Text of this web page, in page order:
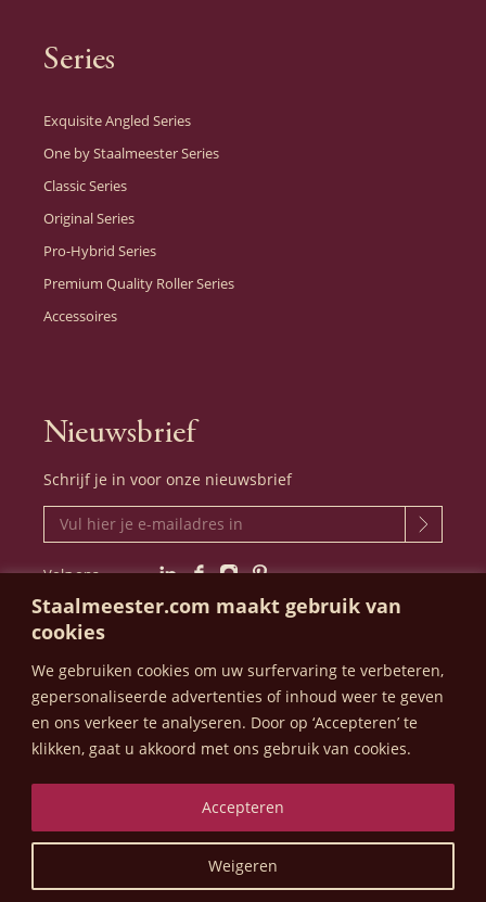
Staalmeester.com maakt gebruik van
cookies
We gebruiken cookies om uw surfervaring te verbeteren,
gepersonaliseerde advertenties of inhoud weer te geven
en ons verkeer te analyseren. Door op ‘Accepteren’ te
klikken, gaat u akkoord met ons gebruik van cookies.
Weigeren
Accepteren
Series
Exquisite Angled Series
One by Staalmeester Series
Classic Series
Original Series
Pro-Hybrid Series
Premium Quality Roller Series
Accessoires
Nieuwsbrief
Schrijf je in voor onze nieuwsbrief
Volg ons LinkedIn
Facebook
Instagram
Pinterest
STAALMEESTER - FOKKERSTRAAT 508
-3125 BE SCHIEDAM - NEDERLAND
Algemene voorwaarden